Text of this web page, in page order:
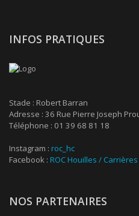
INFOS PRATIQUES
Stade : Robert Barran
Adresse : 36 Rue Pierre Joseph
Téléphone : 01 39 68 81 18
Instagram : roc_hc
Facebook : ROC Houilles /
NOS PARTENAIRES